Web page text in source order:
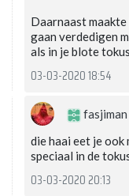
Daarnaast
gaan verdedigen
als in je blote
03-03-2020 18:54
fasjiman
die haai eet je ook
speciaal in de
03-03-2020 20:13